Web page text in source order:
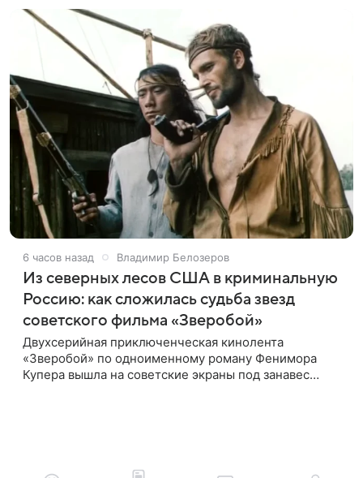
6 часов назад Владимир Белозеров
Из северных лесов США в криминальную
Россию: как сложилась судьба звезд
советского фильма «Зверобой»
Двухсерийная приключенческая кинолента
«Зверобой» по одноименному роману Фенимора
Купера вышла на советские экраны под занавес